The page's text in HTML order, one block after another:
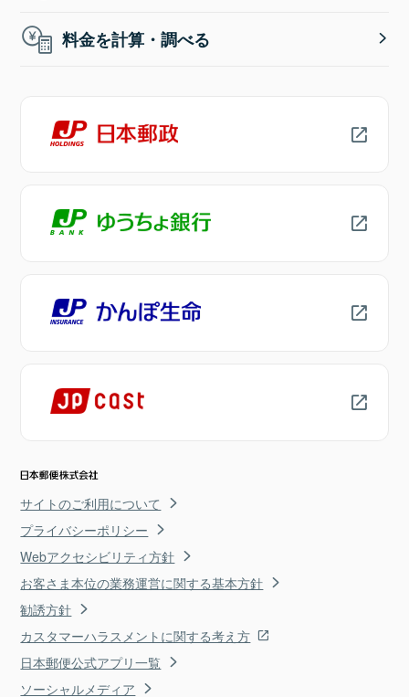
料金を計算・調べる
サイトのご利用について
プライバシーポリシー
Webアクセシビリティ方針
お客さま本位の業務運営に関する基本方針
勧誘方針
カスタマーハラスメントに関する考え方
日本郵便公式アプリ一覧
ソーシャルメディア